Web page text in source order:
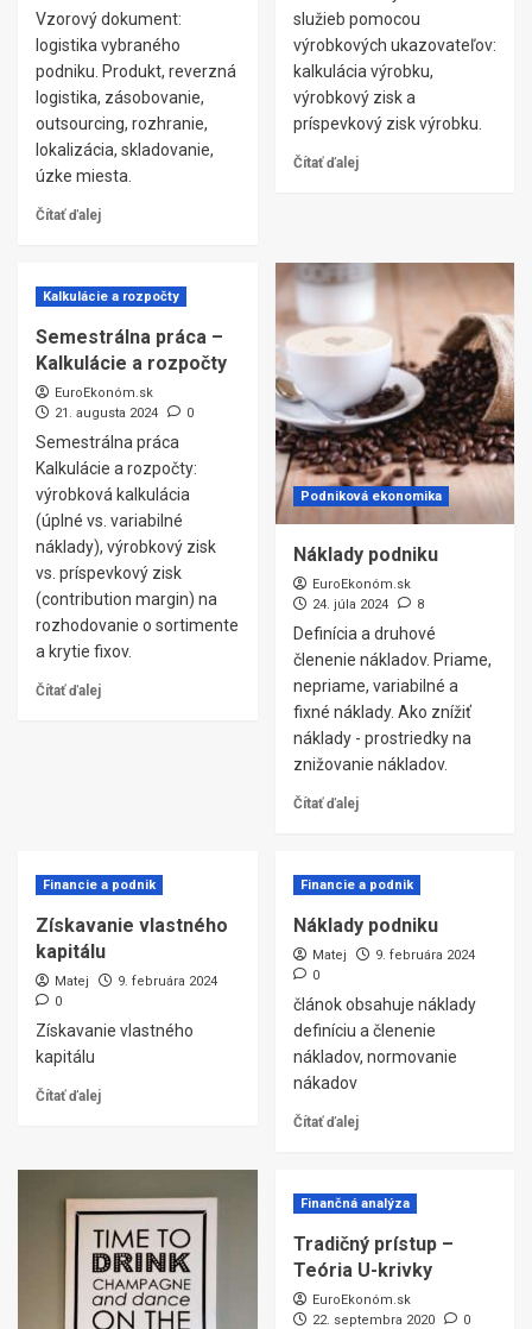
Vzorový dokument:
logistika vybraného
podniku. Produkt, reverzná
logistika, zásobovanie,
outsourcing, rozhranie,
lokalizácia, skladovanie,
úzke miesta.
Čítať ďalej
služieb pomocou
výrobkových ukazovateľov:
kalkulácia výrobku,
výrobkový zisk a
príspevkový zisk výrobku.
Čítať ďalej
Kalkulácie a rozpočty
Semestrálna práca –
Kalkulácie a rozpočty
EuroEkonóm.sk
21. augusta 2024
0
Semestrálna práca
Kalkulácie a rozpočty:
výrobková kalkulácia
(úplné vs. variabilné
náklady), výrobkový zisk
vs. príspevkový zisk
(contribution margin) na
rozhodovanie o sortimente
a krytie fixov.
Čítať ďalej
Podniková ekonomika
Náklady podniku
EuroEkonóm.sk
24. júla 2024
8
Definícia a druhové
členenie nákladov. Priame,
nepriame, variabilné a
fixné náklady. Ako znížiť
náklady - prostriedky na
znižovanie nákladov.
Čítať ďalej
Financie a podnik
Získavanie vlastného
kapitálu
Matej
9. februára 2024
0
Získavanie vlastného
kapitálu
Čítať ďalej
Financie a podnik
Náklady podniku
Matej
9. februára 2024
0
článok obsahuje náklady
definíciu a členenie
nákladov, normovanie
nákadov
Čítať ďalej
Finančná analýza
Tradičný prístup –
Teória U-krivky
EuroEkonóm.sk
22. septembra 2020
0